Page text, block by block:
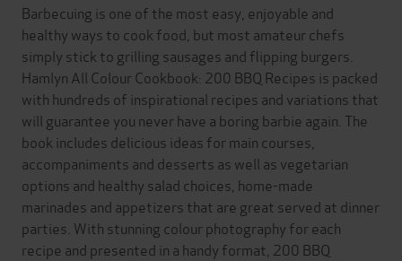
Barbecuing is one of the most easy, enjoyable and
healthy ways to cook food, but most amateur chefs
simply stick to grilling sausages and flipping burgers.
Hamlyn All Colour Cookbook: 200 BBQ Recipes is packed
with hundreds of inspirational recipes and variations that
will guarantee you never have a boring barbie again. The
book includes delicious ideas for main courses,
accompaniments and desserts as well as vegetarian
options and healthy salad choices, home-made
marinades and appetizers that are great served at dinner
parties. With stunning colour photography for each
recipe and presented in a handy format, 200 BBQ